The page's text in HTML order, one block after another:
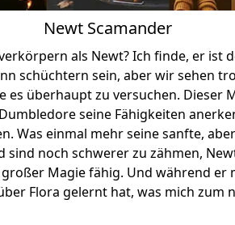
Newt Scamander
als Newt? Ich finde, er ist
schüchtern sein, aber wir sehen
es überhaupt zu versuchen. Dieser
seine Fähigkeiten
Was einmal mehr seine sanfte,
noch schwerer zu zähmen,
Magie fähig. Und während er
Flora gelernt hat, was mich zum